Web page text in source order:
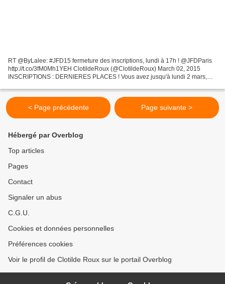
RT @ByLalee: #JFD15 fermeture des inscriptions, lundi à 17h ! @JFDParis
http://t.co/3fM0Mh1YEH ClotildeRoux (@ClotildeRoux) March 02, 2015
INSCRIPTIONS : DERNIERES PLACES ! Vous avez jusqu'à lundi 2 mars,
< Page précédente Page suivante >
Hébergé par Overblog
Top articles
Pages
Contact
Signaler un abus
C.G.U.
Cookies et données personnelles
Préférences cookies
Voir le profil de Clotilde Roux sur le portail Overblog